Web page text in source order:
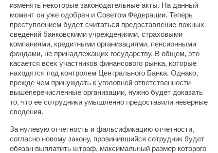
изменять некоторые законодательные акты. На данный
момент он уже одобрен и Советом Федерации. Теперь
преступлением будет считаться предоставление ложных
сведений банковскими учреждениями, страховыми
компаниями, кредитными организациями, пенсионными
фондами, не принадлежащих государству. В общем, это
касается всех участников финансового рынка, которые
находятся под контролем Центрального Банка. Однако,
прежде чем принуждать к уголовной ответственности
вышеперечисленные организации, нужно будет доказать
то, что ее сотрудники умышленно предоставили неверные
сведения.
За нулевую отчетность и фальсификацию отчетности,
согласно новому закону, провинившийся сотрудник будет
обязан выплатить штраф, максимальный размер которого